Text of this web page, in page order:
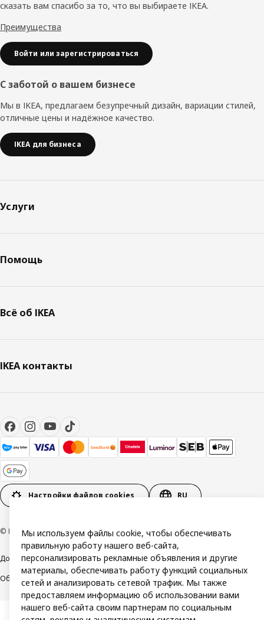
сказать вам спасибо за то, что вы выбираете IKEA.
Преимущества
Войти или зарегистрироваться
С заботой о вашем бизнесе
Мы в IKEA, предлагаем безупречный дизайн, вариации стилей,
отличные цены и надёжное качество.
IKEA для бизнеса
Услуги
Помощь
Всё об IKEA
IKEA контакты
Настройки файлов cookies RU
© Inter IKEA Systems B.V. 1999-2026
ДоступностьПолитика конфиденциальности и использования cookie
Общие условия
Мы используем файлы cookie, чтобы обеспечивать
правильную работу нашего веб-сайта,
персонализировать рекламные объявления и другие
материалы, обеспечивать работу функций социальных
сетей и анализировать сетевой трафик. Мы также
предоставляем информацию об использовании вами
нашего веб-сайта своим партнерам по социальным